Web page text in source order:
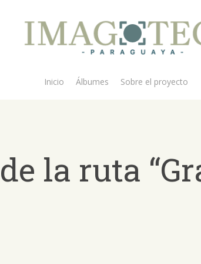
Inicio Álbumes Sobre el proyecto
la ruta